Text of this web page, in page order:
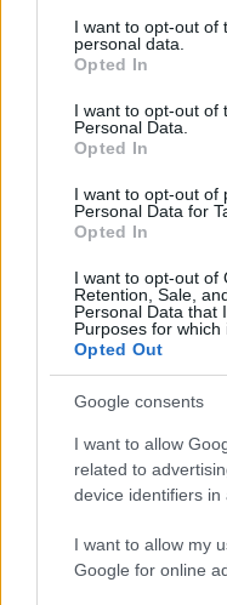
not limited to your visit
grant or deny consent
use your data for below
consent section.
I want to opt-out of
personal data.
Opted In
I want to opt-out of
Personal Data.
Opted In
I want to opt-out of
Personal Data for
Opted In
I want to opt-out of
Retention, Sale,
Personal Data that
Purposes for which
Opted Out
Google consents
I want to allow
related to
device identifiers in
I want to allow my
Google for online
Sztálingrád.
Badalamenti olyan
együtt, mint David
Nina Simone és
Nyitókép: Belga via